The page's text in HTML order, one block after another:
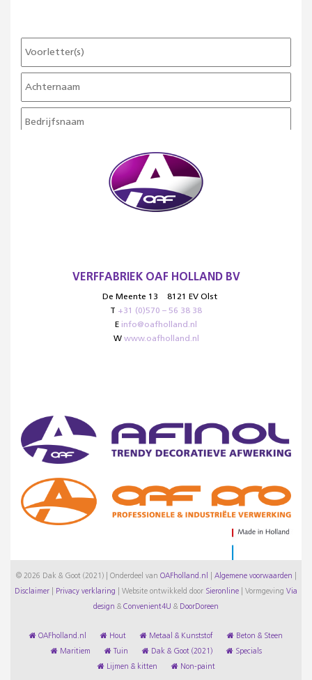
VERFFABRIEK OAF HOLLAND BV
De Meente 13
8121 EV Olst
T +31 (0)570 – 56 38 38
E info@oafholland.nl
W www.oafholland.nl
© 2026 Dak & Goot (2021) | Onderdeel van OAFholland.nl Algemene voorwaarden
Disclaimer Privacy verklaring Website ontwikkeld door Sieronline Vormgeving Via
design & Convenient4U & DoorDoreen
OAFholland.nl Hout Metaal & Kunststof Beton & Steen
Maritiem Tuin Dak & Goot (2021) Specials
Lijmen & kitten Non-paint